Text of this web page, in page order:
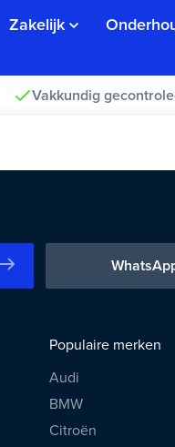
Zakelijk
Vakkundig
Populaire merken
Audi
BMW
Citroën